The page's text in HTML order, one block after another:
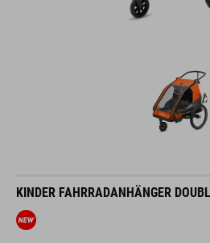
KINDER FAHRRADANHÄNGER